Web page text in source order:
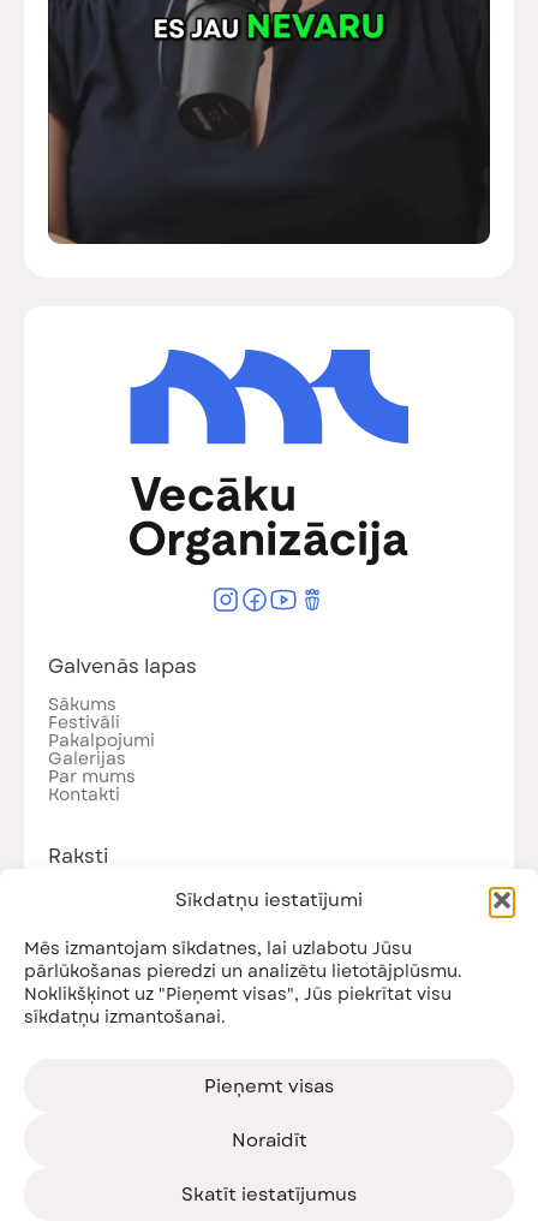
Sīkdatņu iestatījumi
Mēs izmantojam sīkdatnes, lai uzlabotu Jūsu
pārlūkošanas pieredzi un analizētu lietotājplūsmu.
Noklikšķinot uz "Pieņemt visas", Jūs piekrītat visu
sīkdatņu izmantošanai.
Pieņemt visas
Noraidīt
Skatīt iestatījumus
Galvenās lapas
Sākums
Festivāli
Pakalpojumi
Galerijas
Par mums
Kontakti
Raksti
Nodarbības
Piesakies jaunumiem!
un citiem jaunumiem!
privātuma politiku